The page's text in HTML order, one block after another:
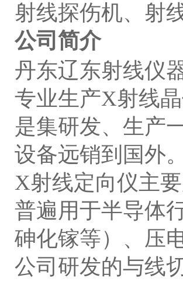
射线探伤机、射
公司简介
丹东辽东射线仪
专业生产X射线
是集研发、生产
设备远销到国外。
X射线定向仪主
普遍用于半导体
砷化镓等）、压
公司研发的与线